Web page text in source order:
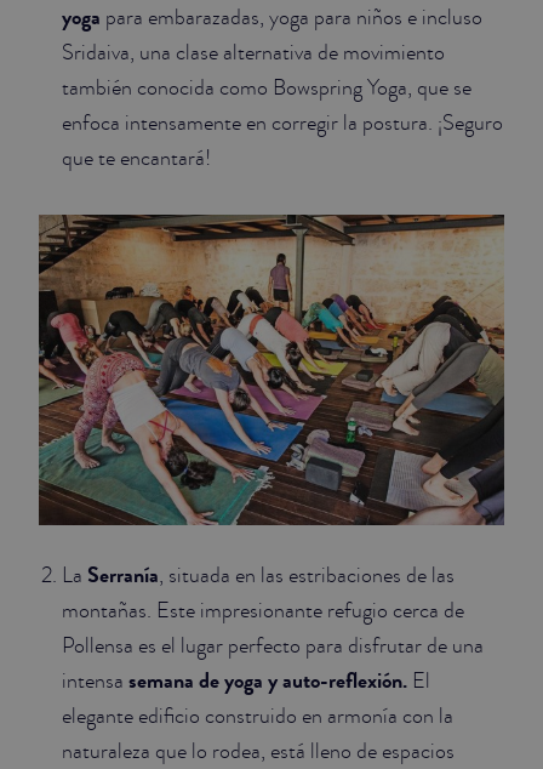
yoga para embarazadas, yoga para niños e incluso
Sridaiva, una clase alternativa de movimiento
también conocida como Bowspring Yoga, que se
enfoca intensamente en corregir la postura. ¡Seguro
que te encantará!
La Serranía, situada en las estribaciones de las
montañas. Este impresionante refugio cerca de
Pollensa es el lugar perfecto para disfrutar de una
intensasemana de yoga y auto-reflexión. El
elegante edificio construido en armonía con la
naturaleza que lo rodea, está lleno de espacios